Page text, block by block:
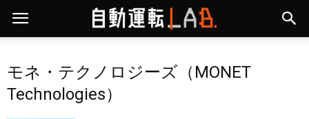
モネ・テクノロジーズ（MONET
Technologies）